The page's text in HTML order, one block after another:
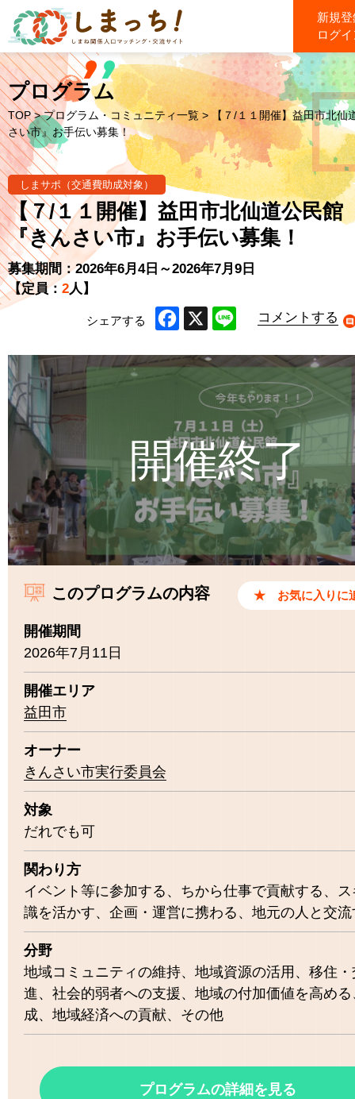
新規
ログ
プログラム
TOP >プログラム・コミュニティ一覧> 【７/１１開催】益田市北仙
さい市』お手伝い募集！
しまサポ（交通費助成対象）
【７/１１開催】益田市北仙道公民館
『きんさい市』お手伝い募集！
募集期間：2026年6月4日～2026年7月9日
【定員： 2人】
シェアする
コメントする
このプログラムの内容
開催期間
2026年7月11日
開催エリア
益田市
オーナー
きんさい市実行委員会
対象
だれでも可
関わり方
イベント等に参加する
ちから仕事で貢献する
識を活かす
企画・運営に携わる 地元の人と交流
分野
地域コミュニティの維持
地域資源の活用
移住
進
社会的弱者への支援
地域の付加価値を高める
成
地域経済への貢献 その他
プログラムの詳細を見る